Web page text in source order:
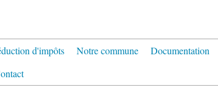
d'impôts Notre commune Documentation